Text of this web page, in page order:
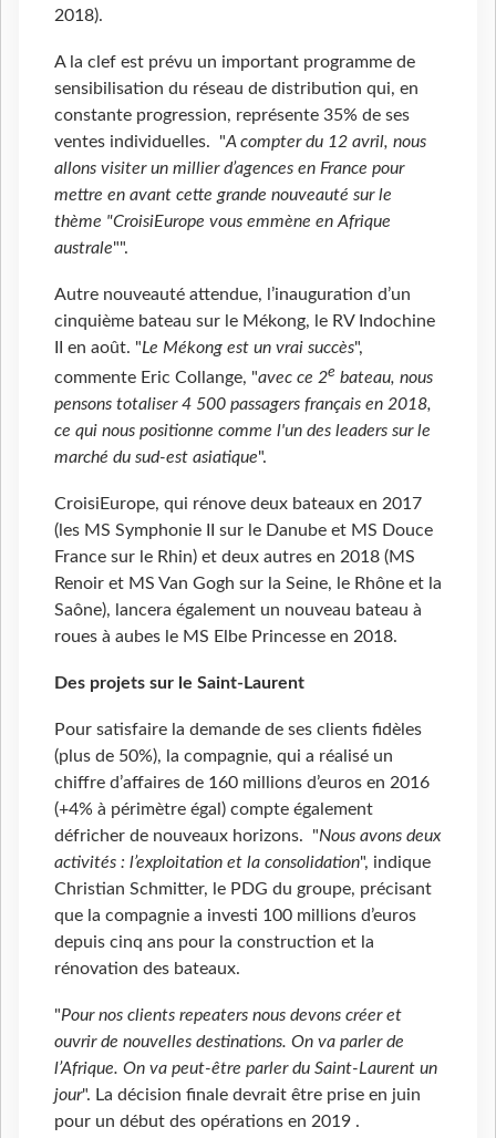
2018).
A la clef est prévu un important programme de
sensibilisation du réseau de distribution qui, en
constante progression, représente 35% de ses
ventes individuelles. "A compter du 12 avril, nous
allons visiter un millier d’agences en France pour
mettre en avant cette grande nouveauté sur le
thème "CroisiEurope vous emmène en Afrique
australe"".
Autre nouveauté attendue, l’inauguration d’un
cinquième bateau sur le Mékong, le RV Indochine
II en août. "Le Mékong est un vrai succès",
commente Eric Collange, "avec ce 2e bateau, nous
pensons totaliser 4 500 passagers français en 2018,
ce qui nous positionne comme l'un des leaders sur le
marché du sud-est asiatique".
CroisiEurope, qui rénove deux bateaux en 2017
(les MS Symphonie II sur le Danube et MS Douce
France sur le Rhin) et deux autres en 2018 (MS
Renoir et MS Van Gogh sur la Seine, le Rhône et la
Saône), lancera également un nouveau bateau à
roues à aubes le MS Elbe Princesse en 2018.
Des projets sur le Saint-Laurent
Pour satisfaire la demande de ses clients fidèles
(plus de 50%), la compagnie, qui a réalisé un
chiffre d’affaires de 160 millions d’euros en 2016
(+4% à périmètre égal) compte également
défricher de nouveaux horizons. "Nous avons deux
activités : l’exploitation et la consolidation", indique
Christian Schmitter, le PDG du groupe, précisant
que la compagnie a investi 100 millions d’euros
depuis cinq ans pour la construction et la
rénovation des bateaux.
"Pour nos clients repeaters nous devons créer et
ouvrir de nouvelles destinations. On va parler de
l’Afrique. On va peut-être parler du Saint-Laurent un
jour". La décision finale devrait être prise en juin
pour un début des opérations en 2019 .